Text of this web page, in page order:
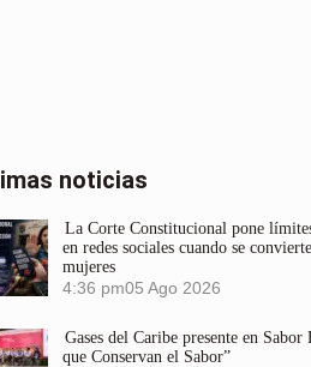
noticias
La Corte Constitucional pone
en redes sociales cuando se
mujeres
4:36 pm05 Ago 2026
Gases del Caribe presente en
que Conservan el Sabor”